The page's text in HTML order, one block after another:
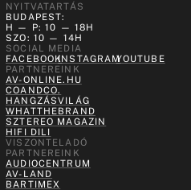
NYITVATARTÁS
BUDAPEST:
H — P: 10 — 18H
SZO: 10 — 14H
SOCIAL MEDIA
FACEBOOKINSTAGRAMYOUTUBE
PARTNEREINK
AV-ONLINE.HU
COANDCO.
HANGZÁSVILÁG
WHATTHEBRAND
SZTEREO MAGAZIN
HIFI DILI
VISZONTELADÓ
PARTNEREINK
AUDIOCENTRUM
AV-LAND
BARTIMEX